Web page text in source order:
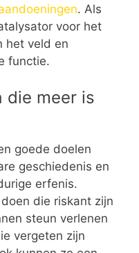
. Als
voor het
het veld en
functie.
die meer is
goede doelen
geschiedenis en
erfenis.
die riskant zijn
steun verlenen
vergeten zijn